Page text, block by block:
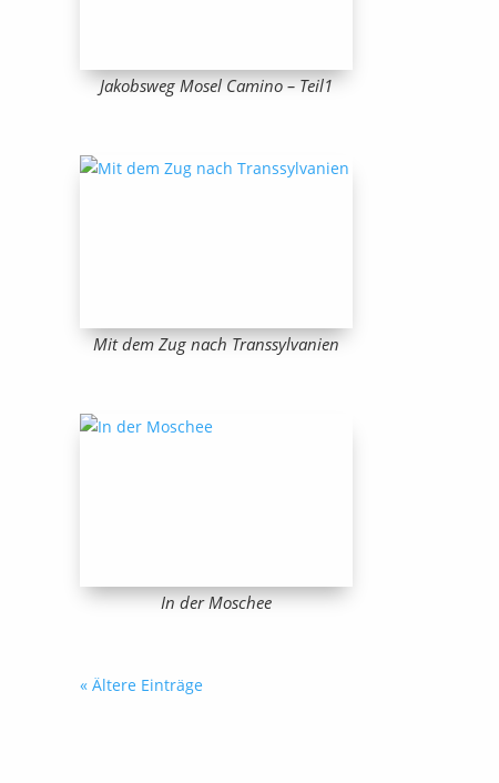
Jakobsweg Mosel Camino – Teil1
Mit dem Zug nach Transsylvanien
In der Moschee
« Ältere Einträge